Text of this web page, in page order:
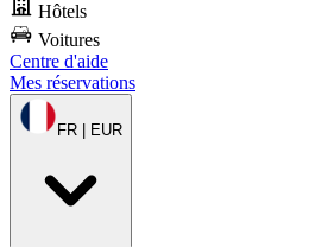
Hôtels
Voitures
Centre d'aide
Mes réservations
FR | EUR